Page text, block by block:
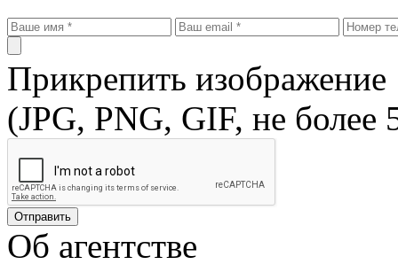
Прикрепить изображение
(JPG, PNG, GIF, не
Об агентстве